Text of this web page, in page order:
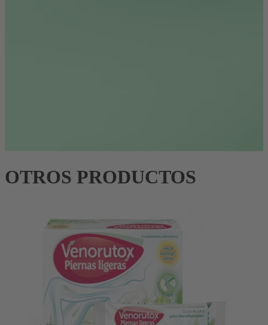
OTROS PRODUCTOS